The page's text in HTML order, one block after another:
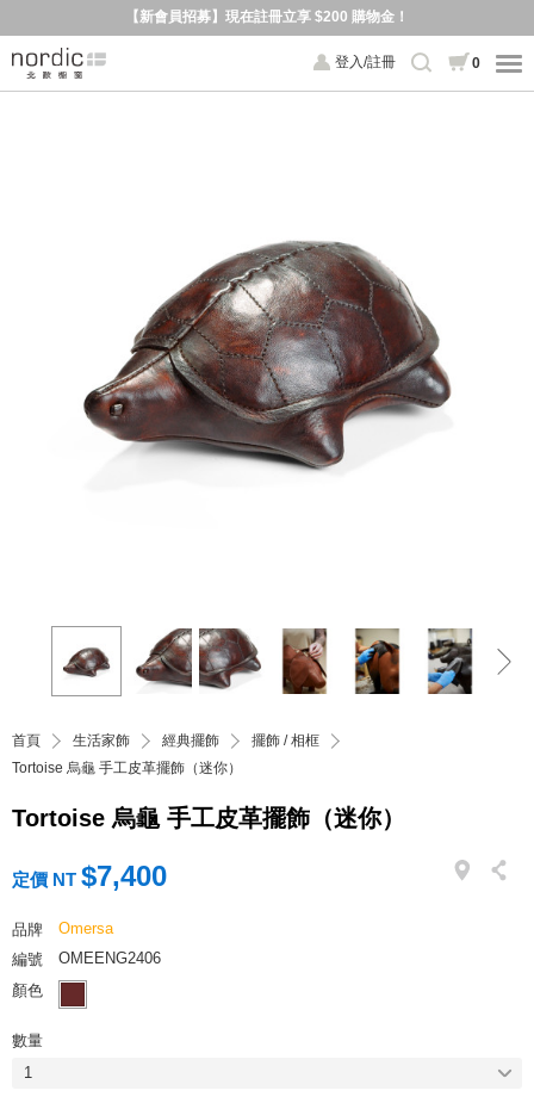
【新會員招募】現在註冊立享 $200 購物金！
登入/註冊 0
首頁 生活家飾 經典擺飾
擺飾 / 相框
Tortoise 烏龜 手工皮革擺飾（迷你）
Tortoise 烏龜 手工皮革擺飾（迷你）
定價 NT $7,400
品牌
Omersa
編號
OMEENG2406
顏色
數量
1